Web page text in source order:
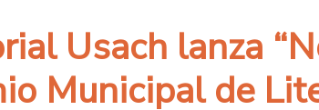
Usach lanza
Municipal de